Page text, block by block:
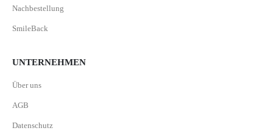
Nachbestellung
SmileBack
UNTERNEHMEN
Über uns
AGB
Datenschutz